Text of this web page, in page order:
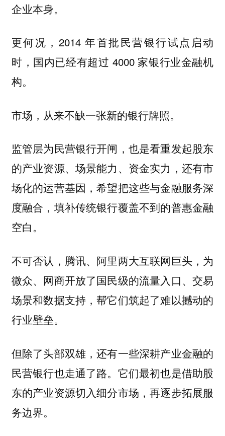
企业本身。
更何况，2014 年首批民营银行试点启动
时，国内已经有超过 4000 家银行业金融机
构。
市场，从来不缺一张新的银行牌照。
监管层为民营银行开闸，也是看重发起股东
的产业资源、场景能力、资金实力，还有市
场化的运营基因，希望把这些与金融服务深
度融合，填补传统银行覆盖不到的普惠金融
空白。
不可否认，腾讯、阿里两大互联网巨头，为
微众、网商开放了国民级的流量入口、交易
场景和数据支持，帮它们筑起了难以撼动的
行业壁垒。
但除了头部双雄，还有一些深耕产业金融的
民营银行也走通了路。它们最初也是借助股
东的产业资源切入细分市场，再逐步拓展服
务边界。